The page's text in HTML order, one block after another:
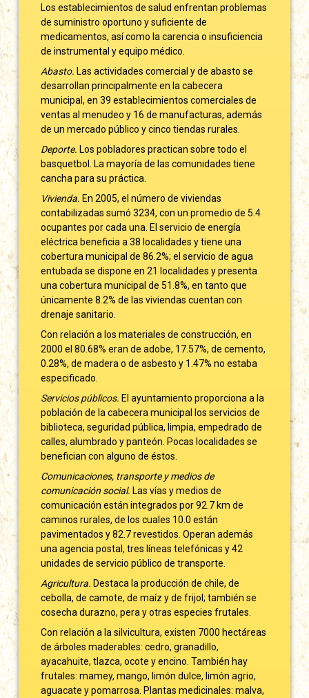
Los establecimientos de salud enfrentan problemas
de suministro oportuno y suficiente de
medicamentos, así como la carencia o insuficiencia
de instrumental y equipo médico.
Abasto. Las actividades comercial y de abasto se
desarrollan principalmente en la cabecera
municipal, en 39 establecimientos comerciales de
ventas al menudeo y 16 de manufacturas, además
de un mercado público y cinco tiendas rurales.
Deporte. Los pobladores practican sobre todo el
basquetbol. La mayoría de las comunidades tiene
cancha para su práctica.
Vivienda. En 2005, el número de viviendas
contabilizadas sumó 3234, con un promedio de 5.4
ocupantes por cada una. El servicio de energía
eléctrica beneficia a 38 localidades y tiene una
cobertura municipal de 86.2%; el servicio de agua
entubada se dispone en 21 localidades y presenta
una cobertura municipal de 51.8%, en tanto que
únicamente 8.2% de las viviendas cuentan con
drenaje sanitario.
Con relación a los materiales de construcción, en
2000 el 80.68% eran de adobe, 17.57%, de cemento,
0.28%, de madera o de asbesto y 1.47% no estaba
especificado.
Servicios públicos. El ayuntamiento proporciona a la
población de la cabecera municipal los servicios de
biblioteca, seguridad pública, limpia, empedrado de
calles, alumbrado y panteón. Pocas localidades se
benefician con alguno de éstos.
Comunicaciones, transporte y medios de
comunicación social. Las vías y medios de
comunicación están integrados por 92.7 km de
caminos rurales, de los cuales 10.0 están
pavimentados y 82.7 revestidos. Operan además
una agencia postal, tres líneas telefónicas y 42
unidades de servicio público de transporte.
Agricultura. Destaca la producción de chile, de
cebolla, de camote, de maíz y de frijol; también se
cosecha durazno, pera y otras especies frutales.
Con relación a la silvicultura, existen 7000 hectáreas
de árboles maderables: cedro, granadillo,
ayacahuite, tlazca, ocote y encino. También hay
frutales: mamey, mango, limón dulce, limón agrio,
aguacate y pomarrosa. Plantas medicinales: malva,